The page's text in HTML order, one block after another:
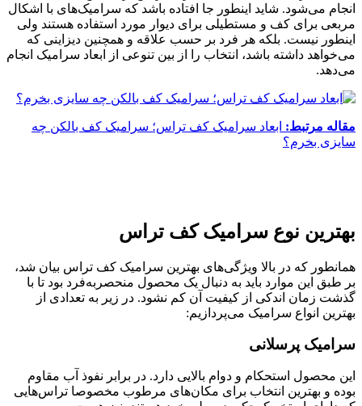
انجام می‌شود. شاید اینطور جا افتاده باشد که سرامیک‌های با اشکال
مربعی برای کف و مستطیلی برای دیوار مورد استفاده هستند ولی
اینطور نیست. بلکه هر فرد بر حسب علاقه و همچنین دیزاینی که
می‌خواهد داشته باشد، انتخاب را از بین تنوعی از ابعاد سرامیک انجام
می‌دهد.
مقاله مرتبط: ابعاد سرامیک کف تراس؛ سرامیک کف بالکن چه
سایزی بخرم؟
بهترین نوع سرامیک کف تراس
همانطور که در بالا ویژگی‌های بهترین سرامیک کف تراس بیان شد،
بر طبق این موارد باید به دنبال یک محصول منحصربه‌فرد بود تا با
گذشت زمان اندکی از کیفیت آن کم نشود. در زیر به تعدادی از
بهترین انواع سرامیک می‌پردازیم:
سرامیک پرسلانی
این محصول استحکام و دوام بالایی دارد. در برابر نفوذ آب مقاوم
بوده و بهترین انتخاب برای مکان‌های مرطوب مخصوصا تراس‌هایی